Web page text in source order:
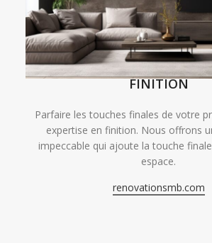
FINITION
Parfaire les touches finales de votre
expertise en finition. Nous offrons
impeccable qui ajoute la touche
espace.
renovationsmb.com